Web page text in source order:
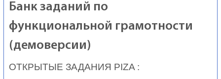
Банк заданий по
функциональной грамотности
(демоверсии)
ОТКРЫТЫЕ ЗАДАНИЯ PIZA :